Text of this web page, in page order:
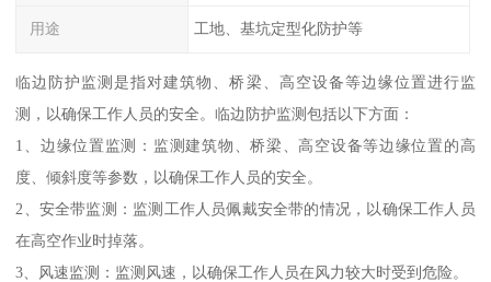
用途 工地、基坑定型化防护等
临边防护监测是指对建筑物、桥梁、高空设备等边缘位置进行监
测，以确保工作人员的安全。临边防护监测包括以下方面：
1、边缘位置监测：监测建筑物、桥梁、高空设备等边缘位置的高
度、倾斜度等参数，以确保工作人员的安全。
2、安全带监测：监测工作人员佩戴安全带的情况，以确保工作人员
在高空作业时掉落。
3、风速监测：监测风速，以确保工作人员在风力较大时受到危险。